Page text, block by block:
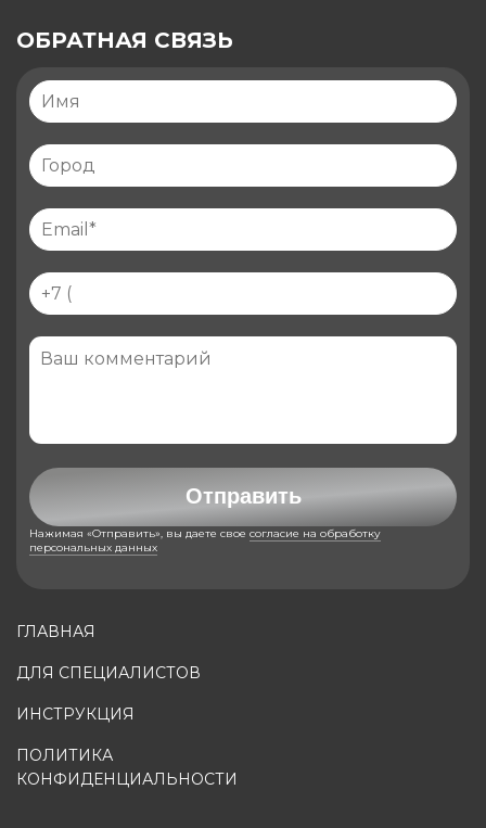
ГЛАВНАЯ
ДЛЯ СПЕЦИАЛИСТОВ
ИНСТРУКЦИЯ
ПОЛИТИКА
КОНФИДЕНЦИАЛЬНОСТИ
ОБРАТНАЯ СВЯЗЬ
Отправить
Нажимая «Отправить», вы даете свое согласие на обработку
персональных данных